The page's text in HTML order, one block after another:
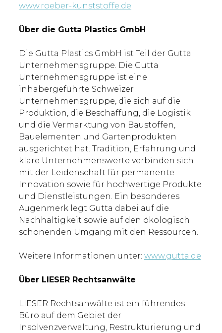
www.roeber-kunststoffe.de
Über die Gutta Plastics GmbH
Die Gutta Plastics GmbH ist Teil der Gutta
Unternehmensgruppe. Die Gutta
Unternehmensgruppe ist eine
inhabergeführte Schweizer
Unternehmensgruppe, die sich auf die
Produktion, die Beschaffung, die Logistik
und die Vermarktung von Baustoffen,
Bauelementen und Gartenprodukten
ausgerichtet hat. Tradition, Erfahrung und
klare Unternehmenswerte verbinden sich
mit der Leidenschaft für permanente
Innovation sowie für hochwertige Produkte
und Dienstleistungen. Ein besonderes
Augenmerk legt Gutta dabei auf die
Nachhaltigkeit sowie auf den ökologisch
schonenden Umgang mit den Ressourcen.
Weitere Informationen unter: www.gutta.de
Über LIESER Rechtsanwälte
LIESER Rechtsanwälte ist ein führendes
Büro auf dem Gebiet der
Insolvenzverwaltung, Restrukturierung und